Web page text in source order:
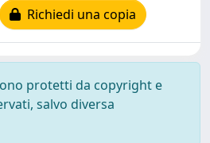
Richiedi una copia
protetti da copyright e
salvo diversa